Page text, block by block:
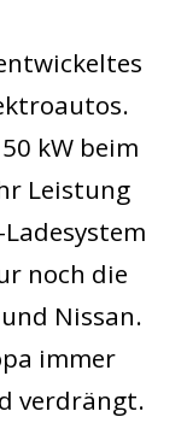
kW beim
Leistung
noch die
Nissan.
immer
verdrängt.